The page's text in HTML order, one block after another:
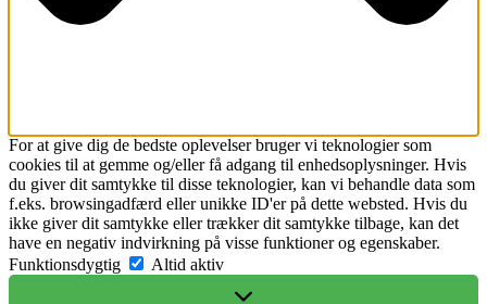
For at give dig de bedste oplevelser bruger vi teknologier som
cookies til at gemme og/eller få adgang til enhedsoplysninger. Hvis
du giver dit samtykke til disse teknologier, kan vi behandle data som
f.eks. browsingadfærd eller unikke ID'er på dette websted. Hvis du
ikke giver dit samtykke eller trækker dit samtykke tilbage, kan det
have en negativ indvirkning på visse funktioner og egenskaber.
Funktionsdygtig
Funktionsdygtig
Altid aktiv